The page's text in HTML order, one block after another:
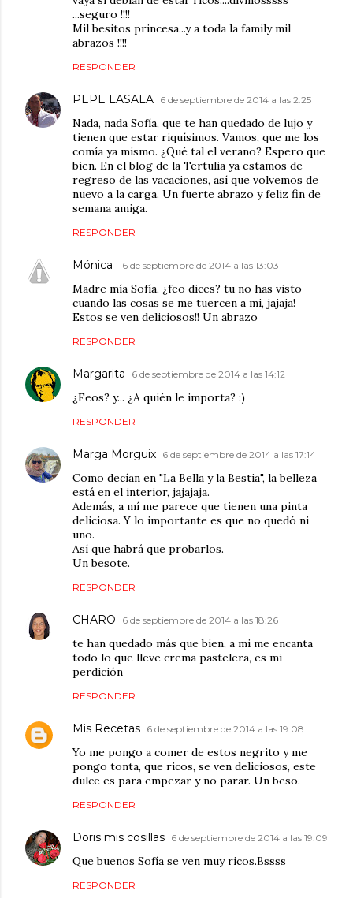
...seguro !!!!
Mil besitos princesa...y a toda la family mil
abrazos !!!!
RESPONDER
PEPE LASALA 6 de septiembre de 2014 a las 2:25
Nada, nada Sofía, que te han quedado de lujo y
tienen que estar riquísimos. Vamos, que me los
comía ya mismo. ¿Qué tal el verano? Espero que
bien. En el blog de la Tertulia ya estamos de
regreso de las vacaciones, así que volvemos de
nuevo a la carga. Un fuerte abrazo y feliz fin de
semana amiga.
RESPONDER
Mónica 6 de septiembre de 2014 a las 13:03
Madre mía Sofía, ¿feo dices? tu no has visto
cuando las cosas se me tuercen a mi, jajaja!
Estos se ven deliciosos!! Un abrazo
RESPONDER
Margarita 6 de septiembre de 2014 a las 14:12
¿Feos? y... ¿A quién le importa? :)
RESPONDER
Marga Morguix 6 de septiembre de 2014 a las 17:14
Como decían en "La Bella y la Bestia", la belleza
está en el interior, jajajaja.
Además, a mí me parece que tienen una pinta
deliciosa. Y lo importante es que no quedó ni
uno.
Así que habrá que probarlos.
Un besote.
RESPONDER
CHARO 6 de septiembre de 2014 a las 18:26
te han quedado más que bien, a mi me encanta
todo lo que lleve crema pastelera, es mi
perdición
RESPONDER
Mis Recetas 6 de septiembre de 2014 a las 19:08
Yo me pongo a comer de estos negrito y me
pongo tonta, que ricos, se ven deliciosos, este
dulce es para empezar y no parar. Un beso.
RESPONDER
Doris mis cosillas 6 de septiembre de 2014 a las 19:09
Que buenos Sofía se ven muy ricos.Bssss
RESPONDER